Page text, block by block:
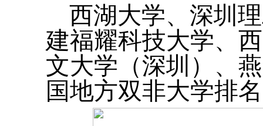
西湖大学、深圳
建福耀科技大学、
文大学（深圳）、
国地方双非大学排